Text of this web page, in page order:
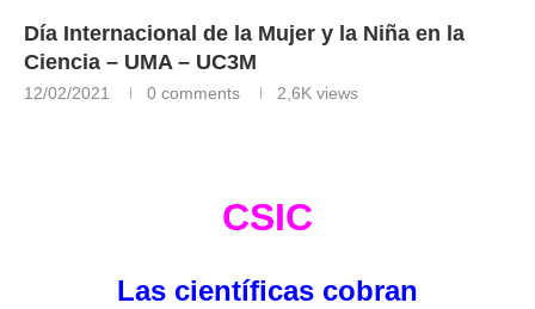
Día Internacional de la Mujer y la Niña en la
Ciencia – UMA – UC3M
12/02/2021 0 comments 2,6K views
CSIC
Las científicas cobran